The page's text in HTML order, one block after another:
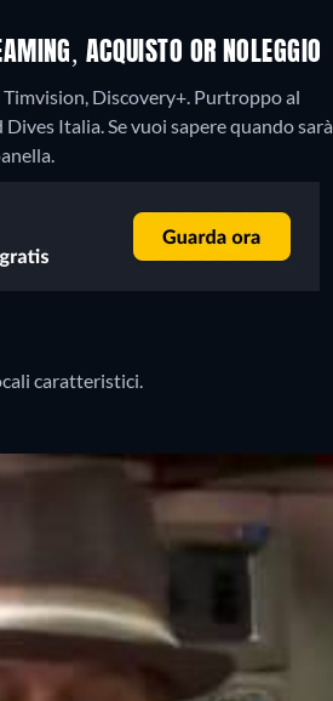
ACQUISTO OR NOLEGGIO
Discovery+. Purtroppo al
Italia. Se vuoi sapere quando sarà
caratteristici.